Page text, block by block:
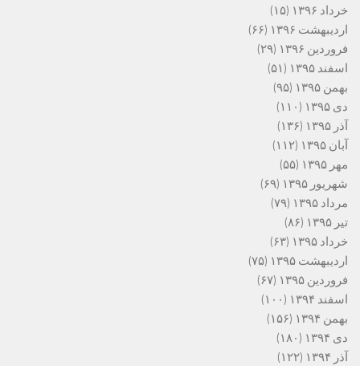
خرداد ۱۳۹۶
(۱۵)
اردیبهشت ۱۳۹۶
(۶۶)
فروردین ۱۳۹۶
(۲۹)
اسفند ۱۳۹۵
(۵۱)
بهمن ۱۳۹۵
(۹۵)
دی ۱۳۹۵
(۱۱۰)
آذر ۱۳۹۵
(۱۳۶)
آبان ۱۳۹۵
(۱۱۲)
مهر ۱۳۹۵
(۵۵)
شهریور ۱۳۹۵
(۶۹)
مرداد ۱۳۹۵
(۷۹)
تیر ۱۳۹۵
(۸۶)
خرداد ۱۳۹۵
(۶۳)
اردیبهشت ۱۳۹۵
(۷۵)
فروردین ۱۳۹۵
(۶۷)
اسفند ۱۳۹۴
(۱۰۰)
بهمن ۱۳۹۴
(۱۵۶)
دی ۱۳۹۴
(۱۸۰)
آذر ۱۳۹۴
(۱۲۲)